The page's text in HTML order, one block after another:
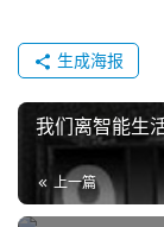
中
国
生成海报
我们离智能生
上一篇